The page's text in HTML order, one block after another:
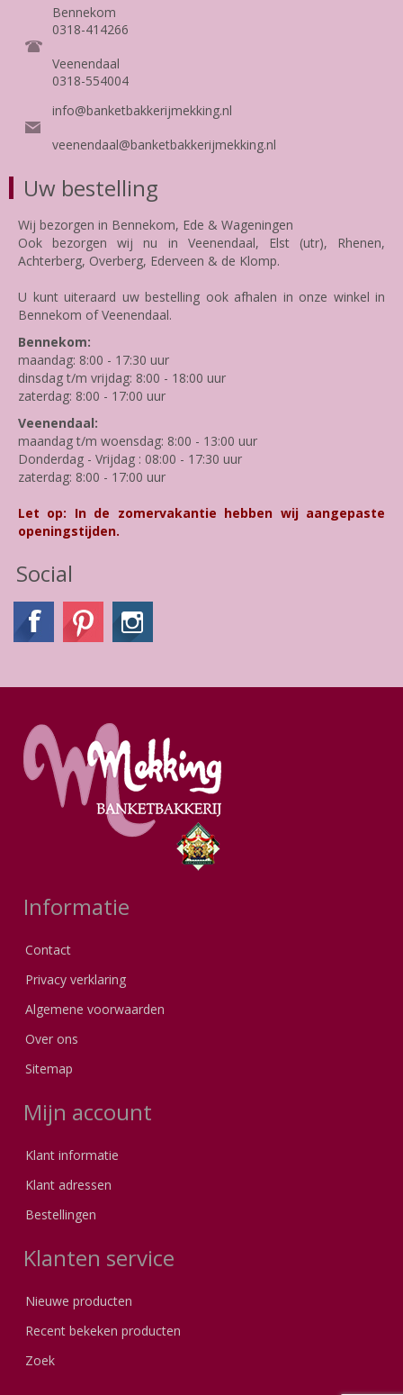
Bennekom
0318-414266
Veenendaal
0318-554004
info@banketbakkerijmekking.nl
veenendaal@banketbakkerijmekking.nl
Uw bestelling
Wij bezorgen in Bennekom, Ede & Wageningen
Ook bezorgen wij nu in Veenendaal, Elst (utr), Rhenen,
Achterberg, Overberg, Ederveen & de Klomp.
U kunt uiteraard uw bestelling ook afhalen in onze winkel in
Bennekom of Veenendaal.
Bennekom:
maandag: 8:00 - 17:30 uur
dinsdag t/m vrijdag: 8:00 - 18:00 uur
zaterdag: 8:00 - 17:00 uur
Veenendaal:
maandag t/m woensdag: 8:00 - 13:00 uur
Donderdag - Vrijdag : 08:00 - 17:30 uur
zaterdag: 8:00 - 17:00 uur
Let op: In de zomervakantie hebben wij aangepaste
openingstijden.
Social
Informatie
Contact
Privacy verklaring
Algemene voorwaarden
Over ons
Sitemap
Mijn account
Klant informatie
Klant adressen
Bestellingen
Klanten service
Nieuwe producten
Recent bekeken producten
Zoek